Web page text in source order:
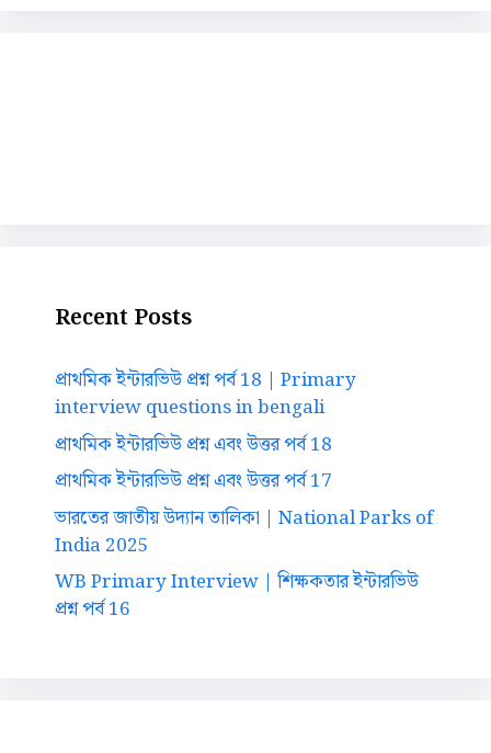
Recent Posts
প্রাথমিক ইন্টারভিউ প্রশ্ন পর্ব 18 | Primary
interview questions in bengali
প্রাথমিক ইন্টারভিউ প্রশ্ন এবং উত্তর পর্ব 18
প্রাথমিক ইন্টারভিউ প্রশ্ন এবং উত্তর পর্ব 17
ভারতের জাতীয় উদ্যান তালিকা | National Parks of
India 2025
WB Primary Interview | শিক্ষকতার ইন্টারভিউ
প্রশ্ন পর্ব 16